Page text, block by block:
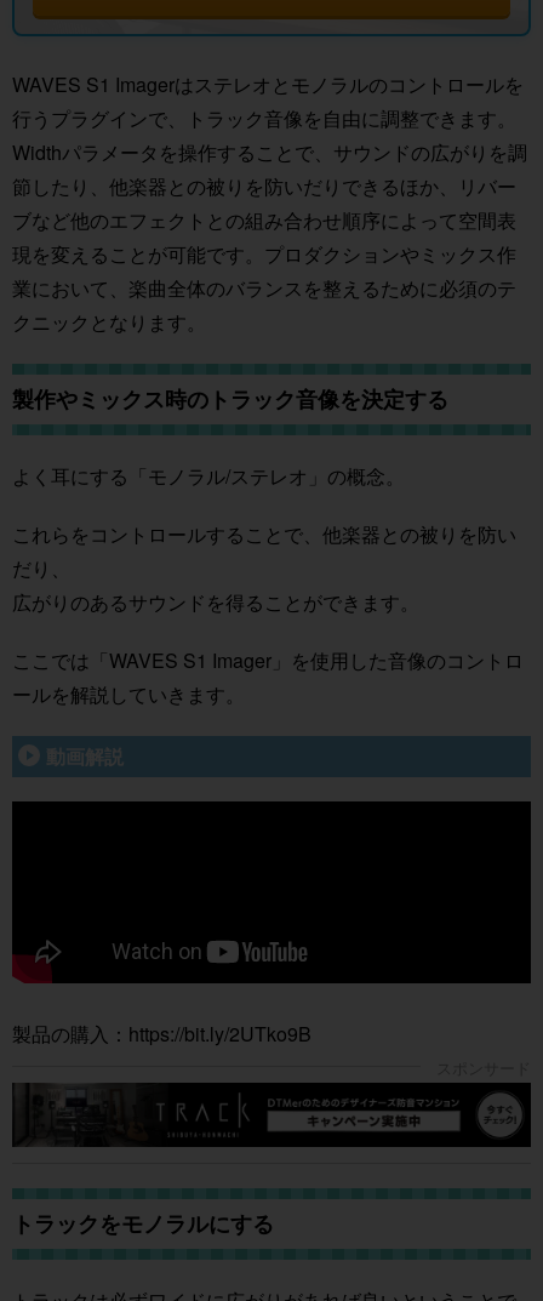
WAVES S1 Imagerはステレオとモノラルのコントロールを
行うプラグインで、トラック音像を自由に調整できます。
Widthパラメータを操作することで、サウンドの広がりを調
節したり、他楽器との被りを防いだりできるほか、リバー
ブなど他のエフェクトとの組み合わせ順序によって空間表
現を変えることが可能です。プロダクションやミックス作
業において、楽曲全体のバランスを整えるために必須のテ
クニックとなります。
製作やミックス時のトラック音像を決定する
よく耳にする「モノラル/ステレオ」の概念。
これらをコントロールすることで、他楽器との被りを防い
だり、
広がりのあるサウンドを得ることができます。
ここでは「WAVES S1 Imager」を使用した音像のコントロ
ールを解説していきます。
動画解説
製品の購入： https://bit.ly/2UTko9B
トラックをモノラルにする